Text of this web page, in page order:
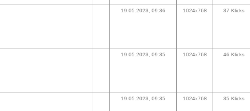
19.05.2023, 09:36 1024x768 37 Klicks
19.05.2023, 09:35 1024x768 46 Klicks
19.05.2023, 09:35 1024x768 35 Klicks